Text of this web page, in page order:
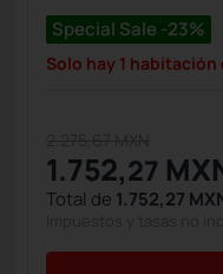
Special Sale -23%
Solo hay 1
1.752,27
Total de 1.752,27